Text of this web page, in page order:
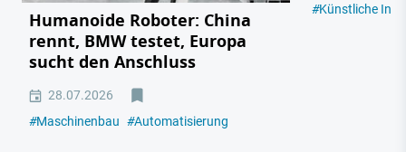
Humanoide Roboter: China
rennt, BMW testet, Europa
sucht den Anschluss
28.07.2026
#Maschinenbau #Automatisierung
#Künstliche